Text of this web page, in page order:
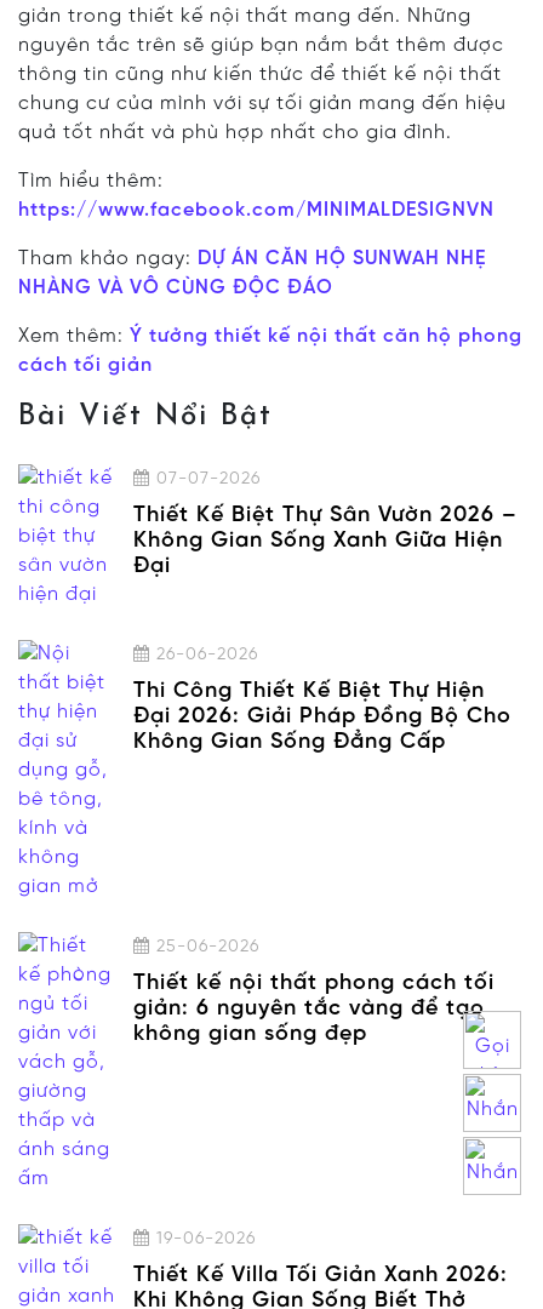
giản trong thiết kế nội thất mang đến. Những
nguyên tắc trên sẽ giúp bạn nắm bắt thêm được
thông tin cũng như kiến thức để thiết kế nội thất
chung cư của mình với sự tối giản mang đến hiệu
quả tốt nhất và phù hợp nhất cho gia đình.
Tìm hiểu thêm:
https://www.facebook.com/MINIMALDESIGNVN
Tham khảo ngay: DỰ ÁN CĂN HỘ SUNWAH NHẸ
NHÀNG VÀ VÔ CÙNG ĐỘC ĐÁO
Xem thêm: Ý tưởng thiết kế nội thất căn hộ phong
cách tối giản
Bài Viết Nổi Bật
07-07-2026
Thiết Kế Biệt Thự Sân Vườn 2026 –
Không Gian Sống Xanh Giữa Hiện
Đại
26-06-2026
Thi Công Thiết Kế Biệt Thự Hiện
Đại 2026: Giải Pháp Đồng Bộ Cho
Không Gian Sống Đẳng Cấp
25-06-2026
Thiết kế nội thất phong cách tối
giản: 6 nguyên tắc vàng để tạo
không gian sống đẹp
19-06-2026
Thiết Kế Villa Tối Giản Xanh 2026:
Khi Không Gian Sống Biết Thở